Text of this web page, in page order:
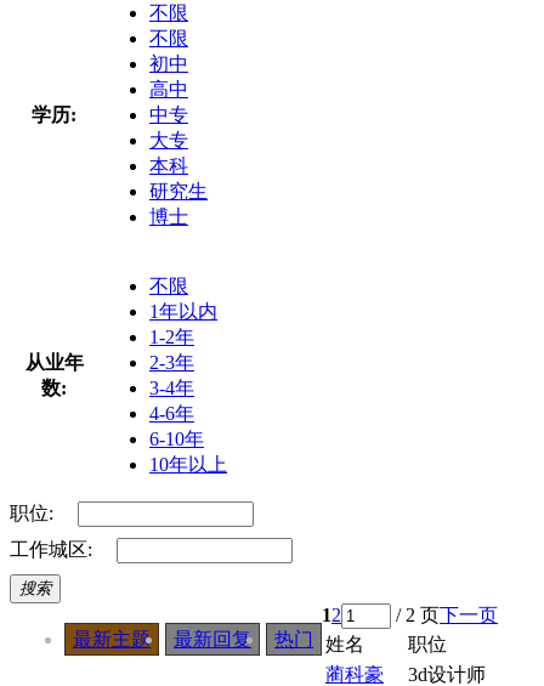
学历:
不限
不限
初中
高中
中专
大专
本科
研究生
博士
从业年
数:
不限
1年以内
1-2年
2-3年
3-4年
4-6年
6-10年
10年以上
职位:
工作城区:
搜索
最新主题 最新回复 热门
12 / 2 页下一页
姓名
职位
蔺科豪
3d设计师